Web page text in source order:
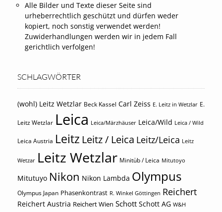
Alle Bilder und Texte dieser Seite sind
urheberrechtlich geschützt und dürfen weder
kopiert, noch sonstig verwendet werden!
Zuwiderhandlungen werden wir in jedem Fall
gerichtlich verfolgen!
SCHLAGWÖRTER
(wohl) Leitz Wetzlar Beck Kassel Carl Zeiss E. Leitz in Wetzlar E.
Leitz Wetzlar Leica Leica/Märzhäuser Leica/Wild Leica / Wild
Leica Austria Leitz Leitz / Leica Leitz/Leica Leitz
Wetzar Leitz Wetzlar Minitüb / Leica Mitutoyo
Mitutuyo Nikon Nikon Lambda Olympus
Olympus Japan Phasenkontrast R. Winkel Göttingen Reichert
Reichert Austria Reichert Wien Schott Schott AG W&H